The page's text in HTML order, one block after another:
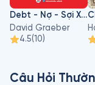
Debt - Nợ - Sợi Xích Vô Hình 5000 Năm
David Graeber
4.5(10)
Câu Hỏi